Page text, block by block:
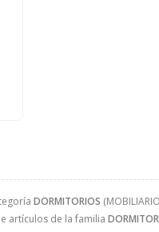
DORMITORIOS
artículos de la familia